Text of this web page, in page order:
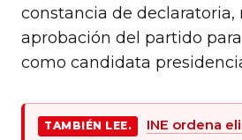
constancia de declaratoria,
aprobación del partido
como candidata
TAMBIÉN LEE.
INE ordena